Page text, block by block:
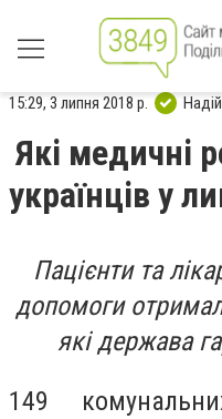
15:29, 3 липня 2018 р.
Які медичні
українців у
Пацієнти та
допомоги
які держава
149